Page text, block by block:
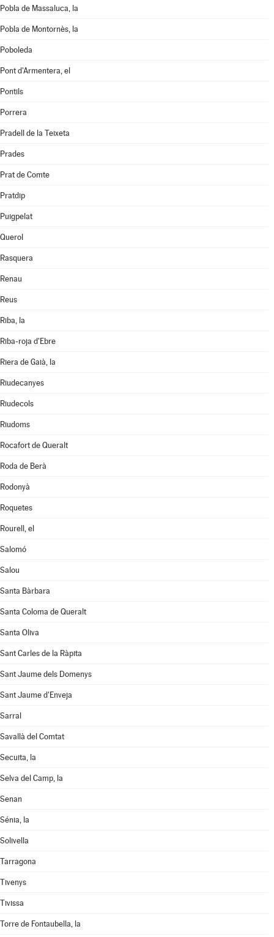
Pobla de Massaluca, la
Pobla de Montornès, la
Poboleda
Pont d'Armentera, el
Pontils
Porrera
Pradell de la Teixeta
Prades
Prat de Comte
Pratdip
Puigpelat
Querol
Rasquera
Renau
Reus
Riba, la
Riba-roja d'Ebre
Riera de Gaià, la
Riudecanyes
Riudecols
Riudoms
Rocafort de Queralt
Roda de Berà
Rodonyà
Roquetes
Rourell, el
Salomó
Salou
Santa Bàrbara
Santa Coloma de Queralt
Santa Oliva
Sant Carles de la Ràpita
Sant Jaume dels Domenys
Sant Jaume d'Enveja
Sarral
Savallà del Comtat
Secuita, la
Selva del Camp, la
Senan
Sénia, la
Solivella
Tarragona
Tivenys
Tivissa
Torre de Fontaubella, la